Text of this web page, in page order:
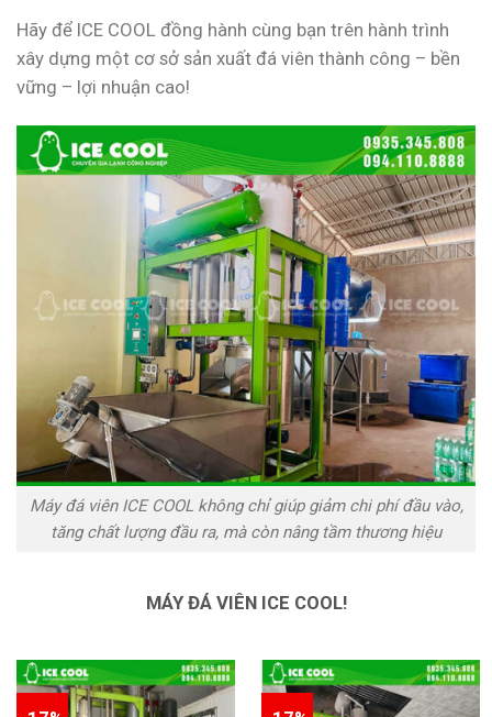
Hãy để ICE COOL đồng hành cùng bạn trên hành trình
xây dựng một cơ sở sản xuất đá viên thành công – bền
vững – lợi nhuận cao!
Máy đá viên ICE COOL không chỉ giúp giảm chi phí đầu vào,
tăng chất lượng đầu ra, mà còn nâng tầm thương hiệu
MÁY ĐÁ VIÊN ICE COOL!